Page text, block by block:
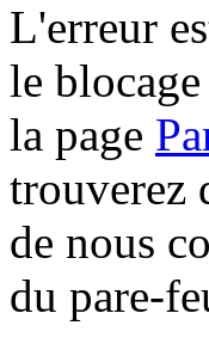
L'erreur
le
la page
trouverez
de nous
du pare-